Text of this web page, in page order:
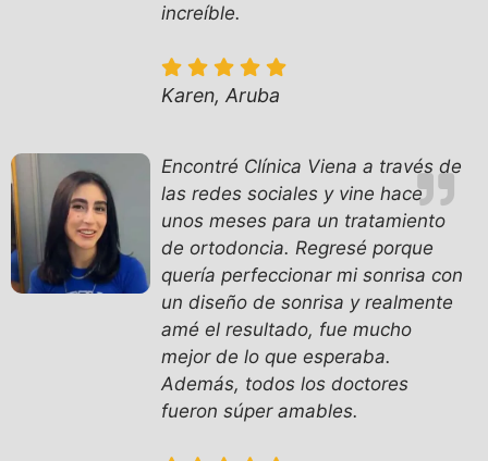
increíble.
Karen, Aruba
Encontré Clínica Viena a través de
las redes sociales y vine hace
unos meses para un tratamiento
de ortodoncia. Regresé porque
quería perfeccionar mi sonrisa con
un diseño de sonrisa y realmente
amé el resultado, fue mucho
mejor de lo que esperaba.
Además, todos los doctores
fueron súper amables.